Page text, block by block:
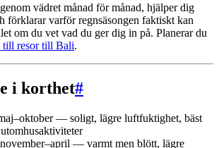
vädret månad för månad, hjälper dig
förklarar varför regnsäsongen faktiskt kan
om du vet vad du ger dig in på. Planerar du
till resor till Bali.
i korthet#
— soligt, lägre luftfuktighet, bäst
november–april — varmt men blött, lägre